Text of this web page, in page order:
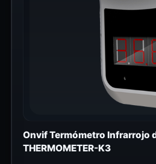
Onvif Termómetro Infrarrojo
THERMOMETER-K3